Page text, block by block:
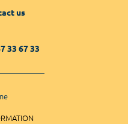
us
33 67 33